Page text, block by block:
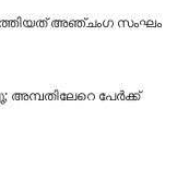
എത്തിയത് അഞ്ചംഗ സംഘം
അമ്പതിലേറെ പേര്‍ക്ക്